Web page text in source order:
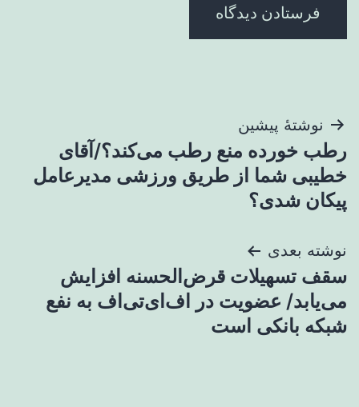
راهبری
نوشته
نوشتهٔ پیشین
رطب خورده منع رطب می‌کند؟/آقای
خطیبی شما از طریق ورزشی مدیرعامل
پیکان شدی؟
نوشته بعدی
سقف تسهیلات قرض‌الحسنه افزایش
می‌یابد/ عضویت در اف‌ای‌تی‌اف به نفع
شبکه بانکی است